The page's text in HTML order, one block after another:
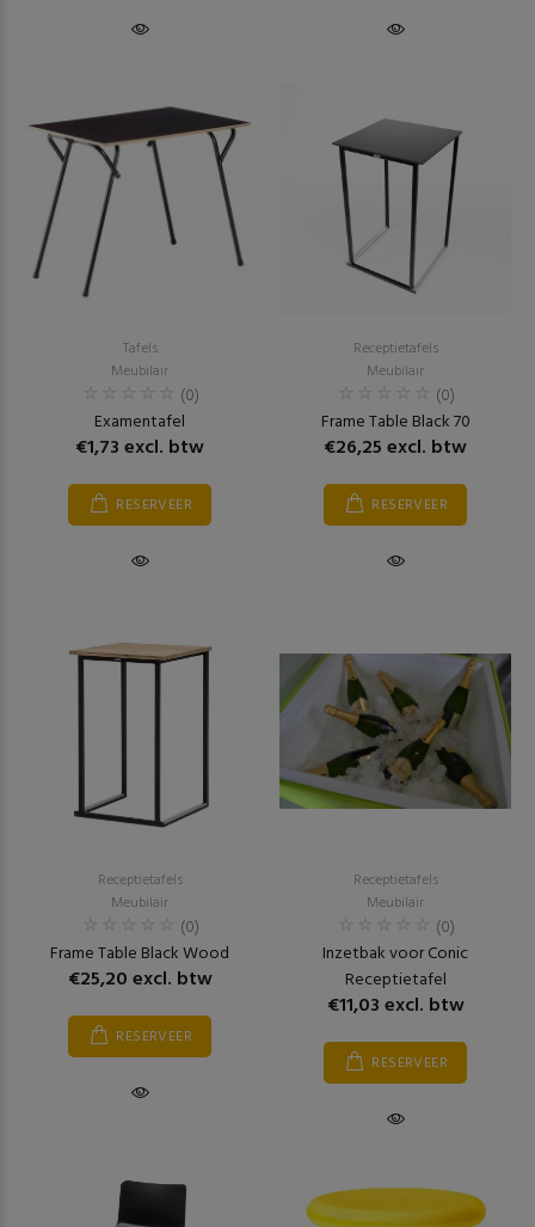
Tafels
Meubilair
(0)
Examentafel
€1,73 excl. btw
RESERVEER
Receptietafels
Meubilair
(0)
Frame Table Black 70
€26,25 excl. btw
RESERVEER
Receptietafels
Meubilair
(0)
Frame Table Black Wood
€25,20 excl. btw
RESERVEER
Receptietafels
Meubilair
(0)
Inzetbak voor Conic
Receptietafel
€11,03 excl. btw
RESERVEER